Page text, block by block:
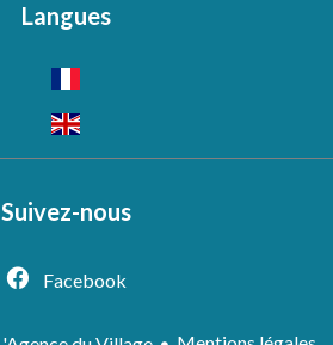
Langues
Suivez-nous
Facebook